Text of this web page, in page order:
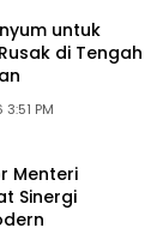
untuk
di Tengah
PM
Menteri
Sinergi